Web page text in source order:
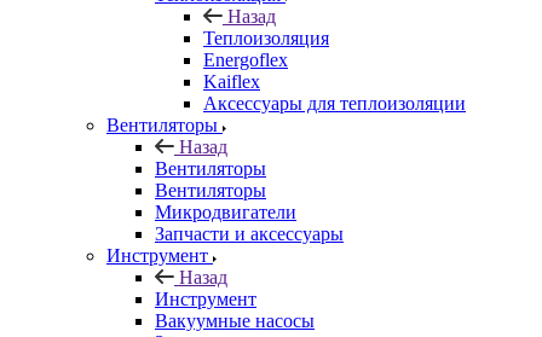
Назад
Теплоизоляция
Energoflex
Kaiflex
Аксессуары для теплоизоляции
Вентиляторы
Назад
Вентиляторы
Вентиляторы
Микродвигатели
Запчасти и аксессуары
Инструмент
Назад
Инструмент
Вакуумные насосы